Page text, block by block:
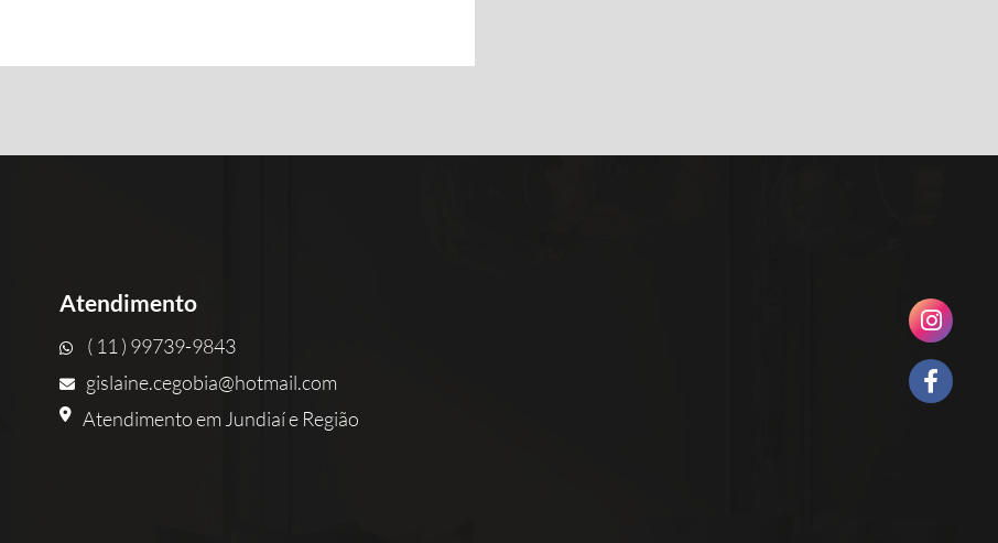
Atendimento
( 11 ) 99739-9843
gislaine.cegobia@hotmail.com
Atendimento em Jundiaí e Região